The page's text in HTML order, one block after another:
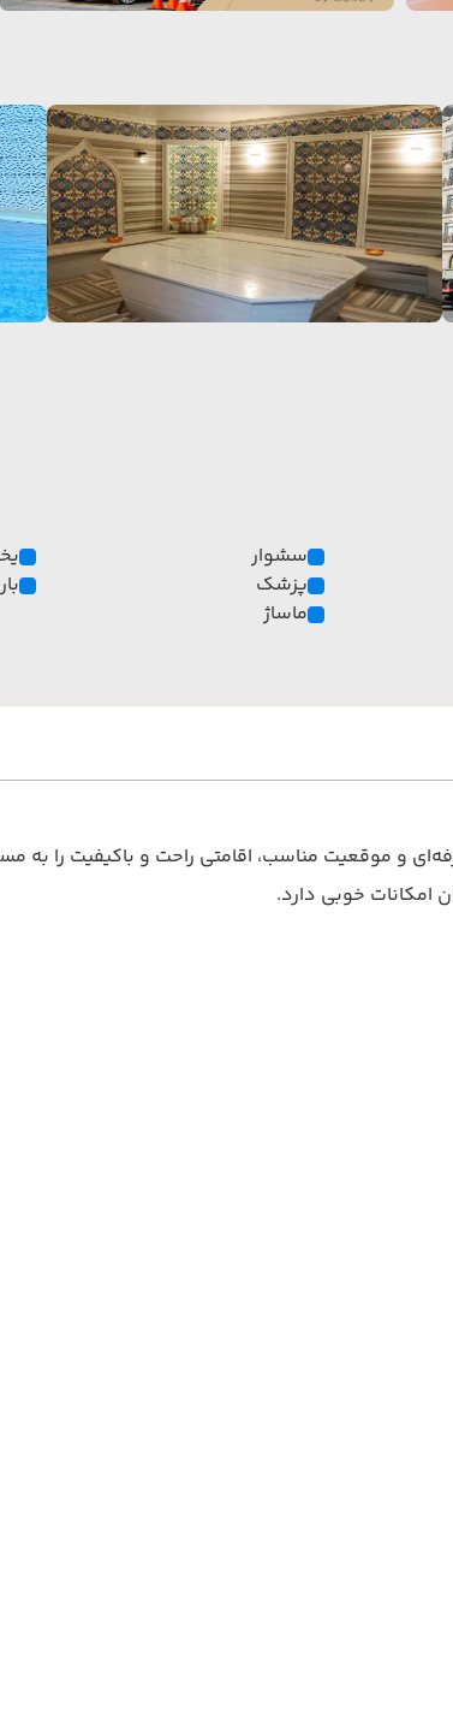
سشوار
پزشک
ماساژ
بار
حرفه‌ای و موقعیت مناسب، اقامتی راحت و باکیفیت را
امکانات خوبی دارد.